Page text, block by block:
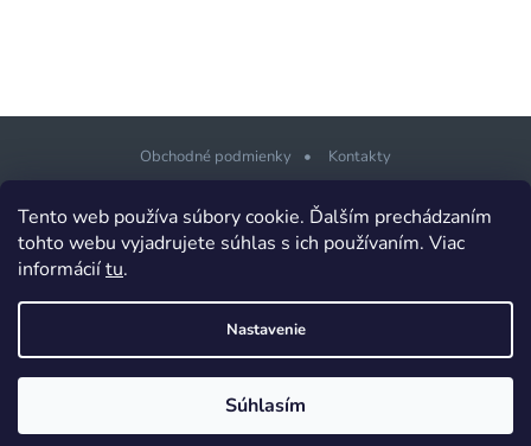
Tento web používa súbory cookie. Ďalším prechádzaním
tohto webu vyjadrujete súhlas s ich používaním. Viac
informáciítu.
Nastavenie
Súhlasím
Obchodné podmienky Kontakty
Copyright 2026
práva vyhradené.
Design šablony vytvořilShoptetak.cz